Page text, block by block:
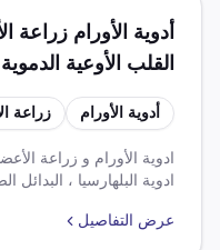
أدوية الأورام زراعة
القلب الأوعية
البلهارسيا البدائل
أدوية الأمراض
النفسية العصبية
نورأيفيدرين أو
بجرعات محددة أو
أدوية الأورام زراعة
ادوية الأورام و زراعة
ادوية البلهارسيا ، البدائل
نورأيفيدرين أوعرض التفاصيل